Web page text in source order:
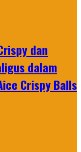
dan
dalam
Crispy Balls